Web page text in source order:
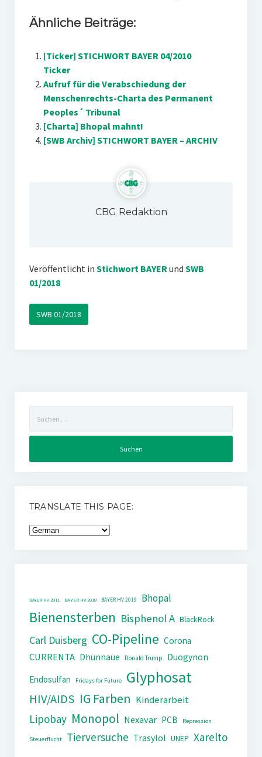
Ähnliche Beiträge:
[Ticker] STICHWORT BAYER 04/2010
Ticker
Aufruf für die Verabschiedung der
Menschenrechts-Charta des Permanent
Peoples´ Tribunal
[Charta] Bhopal mahnt!
[SWB Archiv] STICHWORT BAYER – ARCHIV
CBG Redaktion
Veröffentlicht in Stichwort BAYERund SWB
01/2018
SWB 01/2018
nach:
TRANSLATE THIS PAGE:
BAYER HV 2011 BAYER HV 2018 BAYER HV 2019 Bhopal
Bienensterben Bisphenol A BlackRock
Carl Duisberg CO-Pipeline Corona
CURRENTA Dhünnaue Donald Trump
Duogynon
Endosulfan
Fridays for Future Glyphosat
HIV/AIDS IG Farben Kinderarbeit
Lipobay Monopol Nexavar PCB Repression
Steuerflucht Tierversuche Trasylol UNEP Xarelto